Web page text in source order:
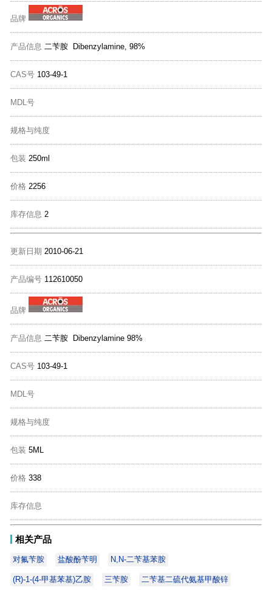
品牌
产品信息 二苄胺 Dibenzylamine, 98%
CAS号 103-49-1
MDL号
规格与纯度
包装 250ml
价格 2256
库存信息 2
更新日期 2010-06-21
产品编号 112610050
品牌
产品信息 二苄胺 Dibenzylamine 98%
CAS号 103-49-1
MDL号
规格与纯度
包装 5ML
价格 338
库存信息
相关产品
对氟苄胺 盐酸酚苄明 N,N-二苄基苯胺
(R)-1-(4-甲基苯基)乙胺 三苄胺 二苄基二硫代氨基甲酸锌